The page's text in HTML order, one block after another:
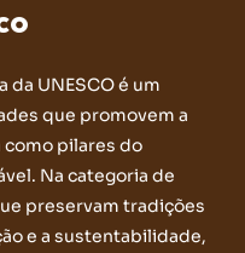
da UNESCO é um
que promovem a
pilares do
Na categoria de
preservam tradições
e a sustentabilidade,